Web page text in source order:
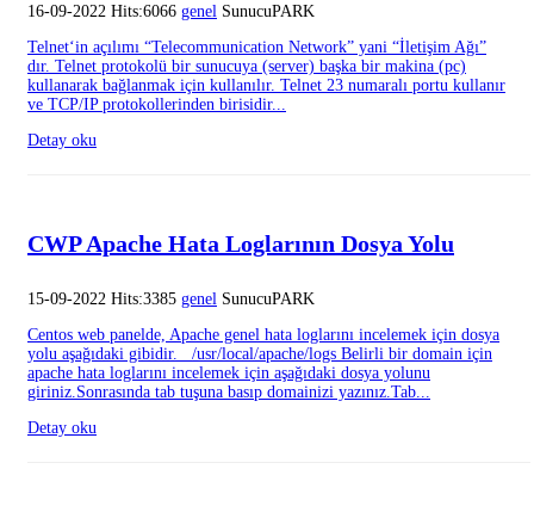
16-09-2022 Hits:6066 genel SunucuPARK
Telnet‘in açılımı “Telecommunication Network” yani “İletişim Ağı”
dır. Telnet protokolü bir sunucuya (server) başka bir makina (pc)
kullanarak bağlanmak için kullanılır. Telnet 23 numaralı portu kullanır
ve TCP/IP protokollerinden birisidir...
Detay oku
CWP Apache Hata Loglarının Dosya Yolu
15-09-2022 Hits:3385 genel SunucuPARK
Centos web panelde, Apache genel hata loglarını incelemek için dosya
yolu aşağıdaki gibidir. /usr/local/apache/logs Belirli bir domain için
apache hata loglarını incelemek için aşağıdaki dosya yolunu
giriniz.Sonrasında tab tuşuna basıp domainizi yazınız.Tab...
Detay oku